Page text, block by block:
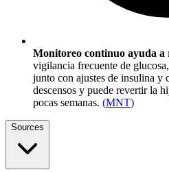
Monitoreo continuo ayuda a
vigilancia frecuente de
junto con ajustes de insulina y
descensos y puede revertir la
pocas semanas. (MNT)
Sources